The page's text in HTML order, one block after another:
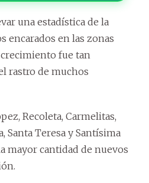
una estadística de la
encarados en las zonas
fue tan
rastro de muchos
Recoleta, Carmelitas,
Santa Teresa y Santísima
mayor cantidad de nuevos